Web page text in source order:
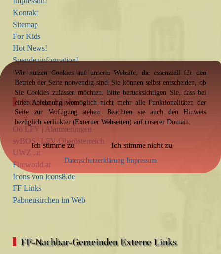
Kontakt
Sitemap
For Kids
Hot News!
Spendeninformation!
Cookie-Hinweis ändern!
Externe Links
Oö LFV | Alarmierungen
syBOS | LFV Oberösterreich
UWZ .at
Fireworld.at
Icons von icons8.de
FF Links
Pabneukirchen im Web
FF-Nachbar-Gemeinden Externe Links
Wir nutzen Cookies auf unserer Website, die essenziell für den
Betrieb der Seite notwendig sind. Sie können selbst entscheiden, ob
Sie Cookies zulassen möchten. Bitte berücksichtigen Sie, dass bei
einer Ablehnung womöglich nicht mehr alle Funktionalitäten der
Seite zur Verfügung stehen. Beachten sie auch den Hinweis
bezüglich verlinkter (Externer Webseiten) auf unserer Domain.
Ich stimme zu Ich stimme nicht zu
Datenschutzerklärung Impressum